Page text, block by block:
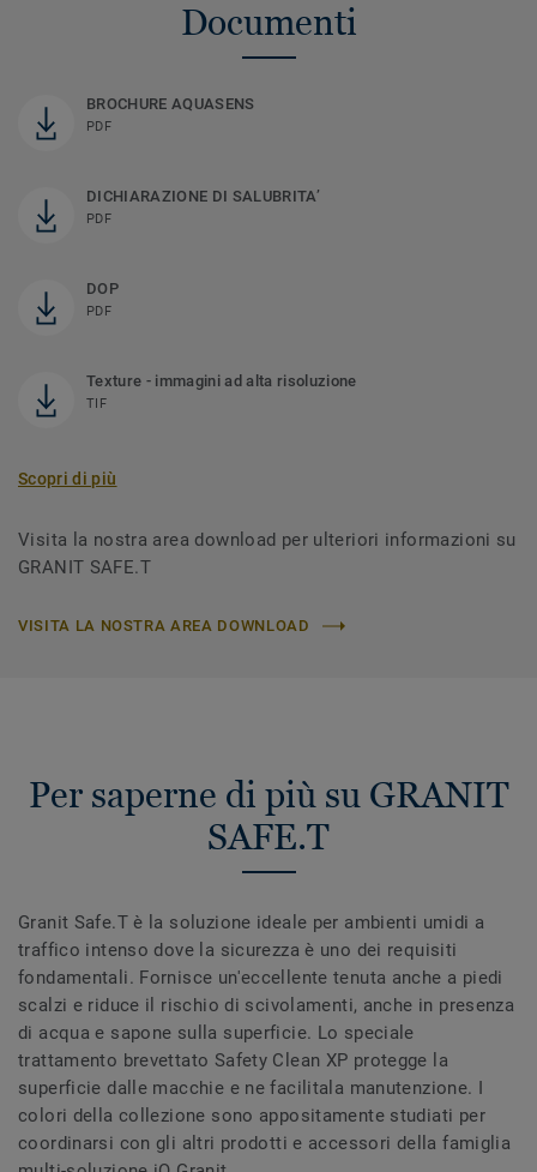
Documenti
BROCHURE AQUASENS
PDF
DICHIARAZIONE DI SALUBRITA’
PDF
DOP
PDF
Texture - immagini ad alta risoluzione
TIF
Scopri di più
Visita la nostra area download per ulteriori informazioni su
GRANIT SAFE.T
VISITA LA NOSTRA AREA DOWNLOAD
Per saperne di più su GRANIT
SAFE.T
Granit Safe.T è la soluzione ideale per ambienti umidi a
traffico intenso dove la sicurezza è uno dei requisiti
fondamentali. Fornisce un'eccellente tenuta anche a piedi
scalzi e riduce il rischio di scivolamenti, anche in presenza
di acqua e sapone sulla superficie. Lo speciale
trattamento brevettato Safety Clean XP protegge la
superficie dalle macchie e ne facilitala manutenzione. I
colori della collezione sono appositamente studiati per
coordinarsi con gli altri prodotti e accessori della famiglia